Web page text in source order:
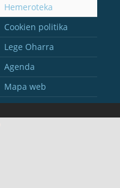
Hemeroteka
Cookien politika
Lege Oharra
Agenda
Mapa web